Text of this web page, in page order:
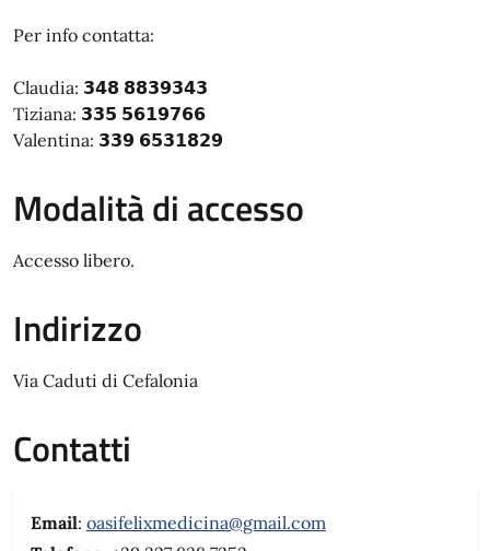
Per info contatta:
Claudia: 𝟯𝟰𝟴 𝟴𝟴𝟯𝟵𝟯𝟰𝟯
Tiziana: 𝟯𝟯𝟱 𝟱𝟲𝟭𝟵𝟳𝟲𝟲
Valentina: 𝟯𝟯𝟵 𝟲𝟱𝟯𝟭𝟴𝟮𝟵
Modalità di accesso
Accesso libero.
Indirizzo
Via Caduti di Cefalonia
Contatti
Email: oasifelixmedicina@gmail.com